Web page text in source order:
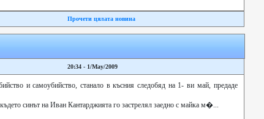
Прочети цялата новина
20:34 - 1/May/2009
и самоубийство, станало в късния следобяд на 1- ви май, предаде
синът на Иван Кантарджията го застрелял заедно с майка м�...